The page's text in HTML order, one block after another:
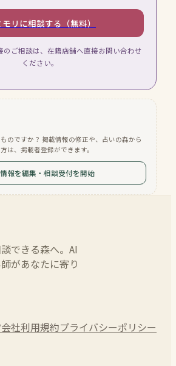
モリに相談する（無料）
のご相談は、在籍店舗へ直接お問い合わせ
ください。
のですか？ 掲載情報の修正や、占いの森から
は、掲載者登録ができます。
報を編集・相談受付を開始
できる森へ。AI
があなたに寄り
社利用規約プライバシーポリシー